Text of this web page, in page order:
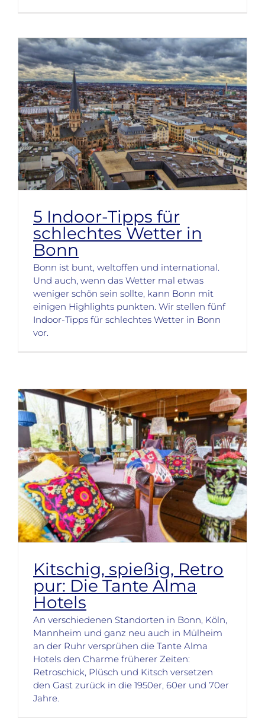
5 Indoor-Tipps für
schlechtes Wetter in
Bonn
Bonn ist bunt, weltoffen und international.
Und auch, wenn das Wetter mal etwas
weniger schön sein sollte, kann Bonn mit
einigen Highlights punkten. Wir stellen fünf
Indoor-Tipps für schlechtes Wetter in Bonn
vor.
Kitschig, spießig, Retro
pur: Die Tante Alma
Hotels
An verschiedenen Standorten in Bonn, Köln,
Mannheim und ganz neu auch in Mülheim
an der Ruhr versprühen die Tante Alma
Hotels den Charme früherer Zeiten:
Retroschick, Plüsch und Kitsch versetzen
den Gast zurück in die 1950er, 60er und 70er
Jahre.